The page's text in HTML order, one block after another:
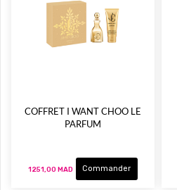
COFFRET I WANT CHOO LE
PARFUM
1 251,00 MAD Commander